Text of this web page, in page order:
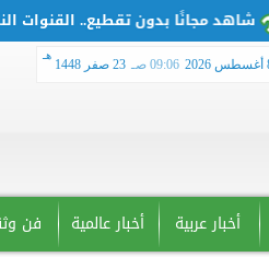
مجانًا بدون تقطيع.. القنوات الناقلة
09:06 صـ 23 صفر 1448
هـ
أخبار عربية أخبار عالمية فن